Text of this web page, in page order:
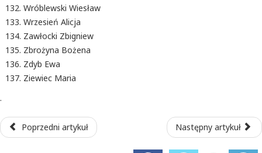
Wróblewski Wiesław
Wrzesień Alicja
Zawłocki Zbigniew
Zbrożyna Bożena
Zdyb Ewa
Ziewiec Maria
.
Poprzedni artykuł Następny artykuł